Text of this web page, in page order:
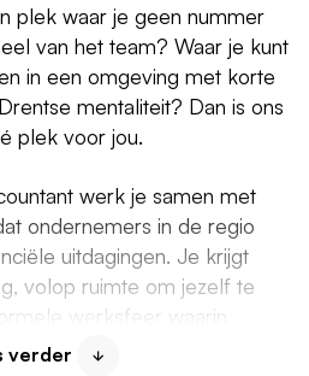
plek waar je geen nummer
van het team? Waar je kunt
in een omgeving met korte
mentaliteit? Dan is ons
plek voor jou.
werk je samen met
ondernemers in de regio
uitdagingen. Je krijgt
volop ruimte om jezelf te
werksfeer waarin
Of je nu net van
verder